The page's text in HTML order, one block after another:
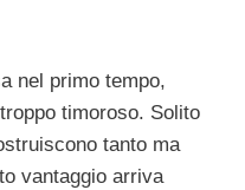
nel primo tempo,
timoroso. Solito
tanto ma
vantaggio arriva